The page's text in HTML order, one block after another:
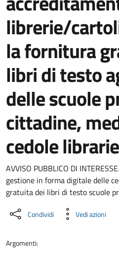
librerie/
la fornitura
libri di testo
delle scuole
cittadine,
cedole
Dettaglio del documento
AVVISO PUBBLICO DI
gestione in forma digitale delle
gratuita dei libri di testo scuole
Condividi Vedi azioni
Argomenti: